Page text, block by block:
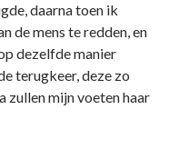
daarna toen ik
de mens te redden, en
dezelfde manier
terugkeer, deze zo
zullen mijn voeten haar